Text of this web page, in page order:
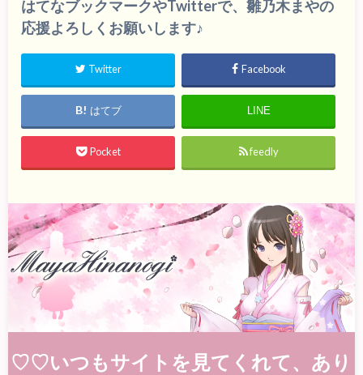
はてなブックマークやTwitterで、雛乃木まやの
応援よろしくお願いします♪
Twitter Facebook
はてブ LINE
Pocket feedly
♡♡いつもサイトを見てくれて、あり